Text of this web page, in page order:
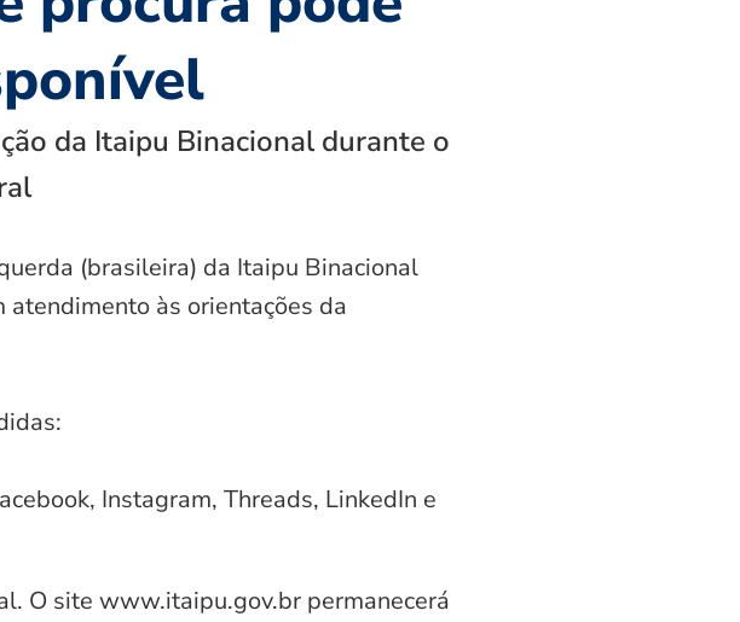
da Itaipu Binacional durante o
(brasileira) da Itaipu Binacional
atendimento às orientações da
Instagram, Threads, LinkedIn e
O site www.itaipu.gov.br permanecerá